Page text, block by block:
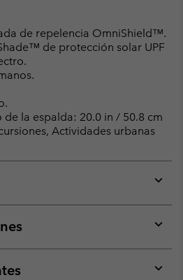
de repelencia OmniShield™.
de protección solar UPF
la espalda: 20.0 in / 50.8 cm
Actividades urbanas
or
or